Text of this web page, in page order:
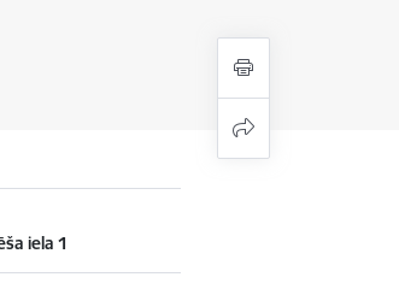
iela 1